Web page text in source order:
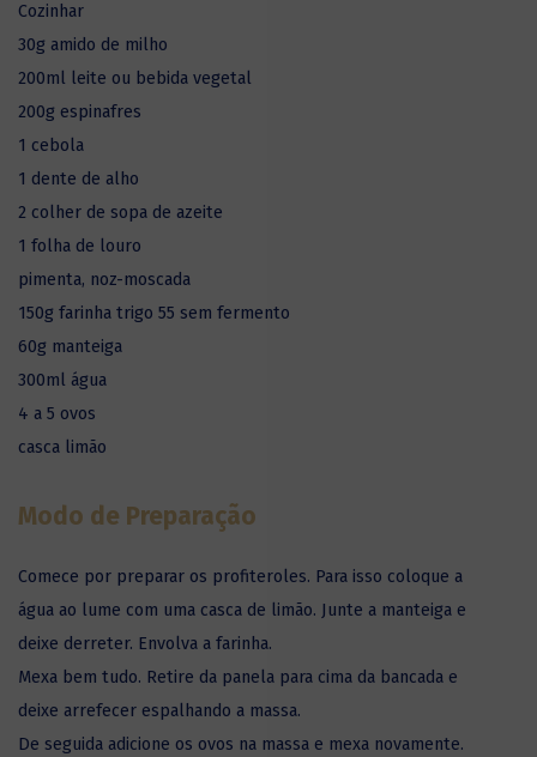
Cozinhar
30g amido de milho
200ml leite ou bebida vegetal
200g espinafres
1 cebola
1 dente de alho
2 colher de sopa de azeite
1 folha de louro
pimenta, noz-moscada
150g farinha trigo 55 sem fermento
60g manteiga
300ml água
4 a 5 ovos
casca limão
Modo de Preparação
Comece por preparar os profiteroles. Para isso coloque a
água ao lume com uma casca de limão. Junte a manteiga e
deixe derreter. Envolva a farinha.
Mexa bem tudo. Retire da panela para cima da bancada e
deixe arrefecer espalhando a massa.
De seguida adicione os ovos na massa e mexa novamente.